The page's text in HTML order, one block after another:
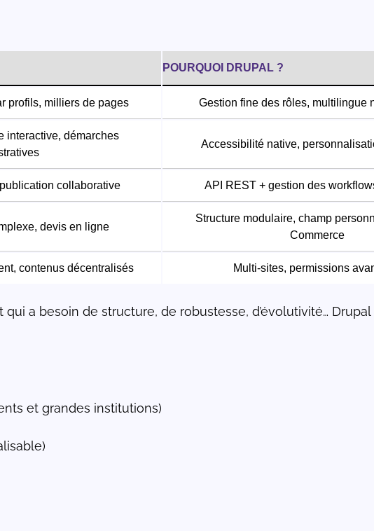
POURQUOI DRUPAL ?
profils, milliers de pages Gestion fine des rôles, multilingue
interactive, démarches
Accessibilité native,
collaborative API REST + gestion des
devis en ligne
Structure modulaire, champ
Commerce
contenus décentralisés Multi-sites, permissions
et grandes institutions)